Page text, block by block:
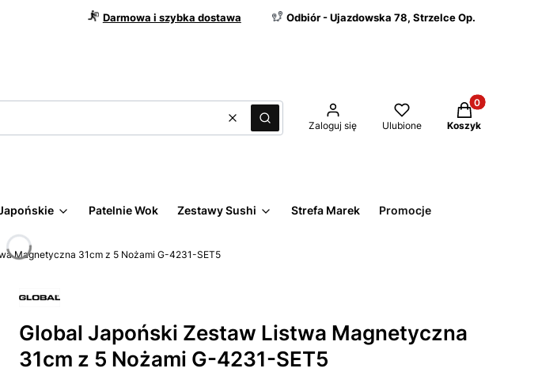
Darmowa i szybka dostawa Odbiór - Ujazdowska 78, Strzelce Op.
WyczyśćSzukaj Zaloguj się Ulubione
Produkty w
Koszyk
Patelnie Wok Zestawy Sushi Strefa Marek Promocje
Magnetyczna 31cm z 5 Nożami G-4231-SET5
Global Japoński Zestaw Listwa Magnetyczna
31cm z 5 Nożami G-4231-SET5